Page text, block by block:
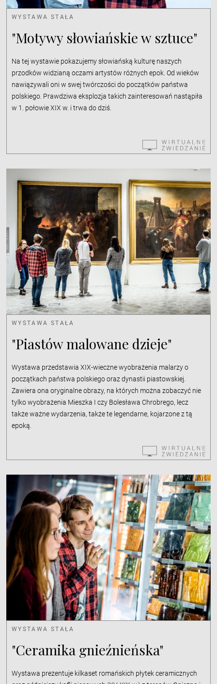
WYSTAWA STAŁA
"Motywy słowiańskie w sztuce"
Na tej wystawie pokazujemy słowiańską kulturę naszych
przodków widzianą oczami artystów różnych epok. Od wieków
nawiązywali oni w swej twórczości do początków państwa
polskiego. Prawdziwa eksplozja takich zainteresowań nastąpiła
w 1. połowie XIX w. i trwa do dziś.
WYSTAWA STAŁA
"Piastów malowane dzieje"
Wystawa przedstawia XIX-wieczne wyobrażenia malarzy o
początkach państwa polskiego oraz dynastii piastowskiej.
Zawiera ona oryginalne obrazy, na których można zobaczyć nie
tylko wyobrażenia Mieszka I czy Bolesława Chrobrego, lecz
także ważne wydarzenia, także te legendarne, kojarzone z tą
epoką.
WYSTAWA STAŁA
"Ceramika gnieźnieńska"
Wystawa prezentuje kilkaset romańskich płytek ceramicznych